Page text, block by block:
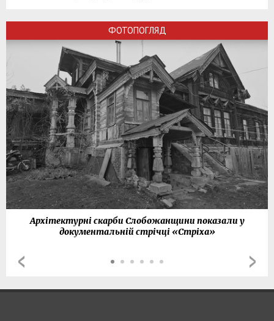
ФОТОПОГЛЯД
Архітектурні скарби Слобожанщини показали у
документальній стрічці «Стріха»